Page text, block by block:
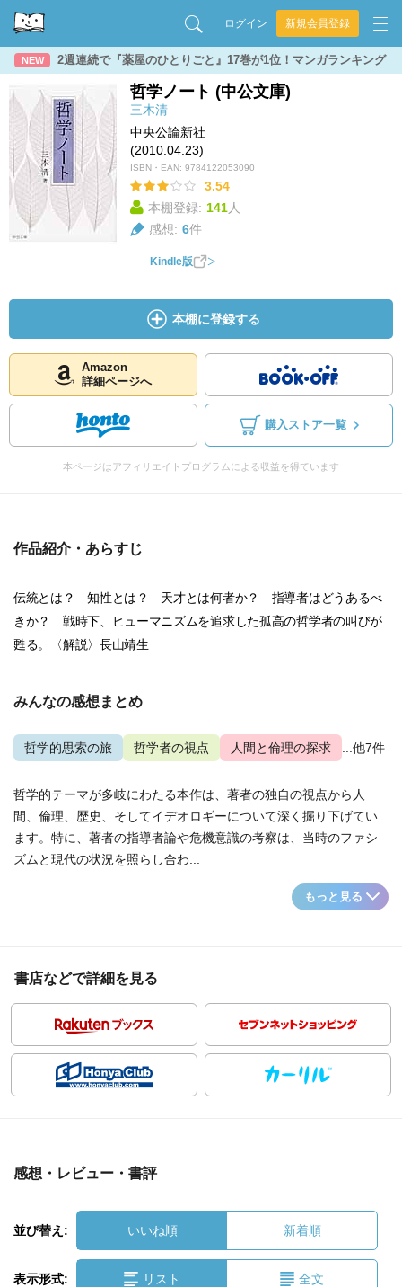
ログイン 新規会員登録
NEW 2週連続で『薬屋のひとりごと』17巻が1位！マンガランキング
哲学ノート (中公文庫)
三木清
中央公論新社
(2010.04.23)
ISBN・EAN: 9784122053090
3.54
本棚登録: 141人
感想: 6件
Kindle版
本棚に登録する
Amazon
詳細ページへ
購入ストア一覧
本ページはアフィリエイトプログラムによる収益を得ています
作品紹介・あらすじ
伝統とは？ 知性とは？ 天才とは何者か？ 指導者はどうあるべ
きか？ 戦時下、ヒューマニズムを追求した孤高の哲学者の叫びが
甦る。〈解説〉長山靖生
みんなの感想まとめ
哲学的思索の旅 哲学者の視点 人間と倫理の探求 ...他7件
哲学的テーマが多岐にわたる本作は、著者の独自の視点から人
間、倫理、歴史、そしてイデオロギーについて深く掘り下げてい
ます。特に、著者の指導者論や危機意識の考察は、当時のファシ
ズムと現代の状況を照らし合わ...
もっと見る
書店などで詳細を見る
感想・レビュー・書評
並び替え: いいね順 新着順
表示形式: リスト 全文